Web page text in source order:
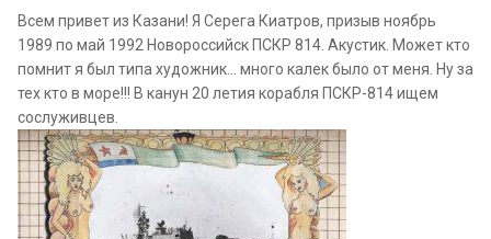
Всем привет из Казани! Я Серега Киатров, призыв ноябрь
1989 по май 1992 Новороссийск ПСКР 814. Акустик. Может кто
помнит я был типа художник... много калек было от меня. Ну за
тех кто в море!!! В канун 20 летия корабля ПСКР-814 ищем
сослуживцев.